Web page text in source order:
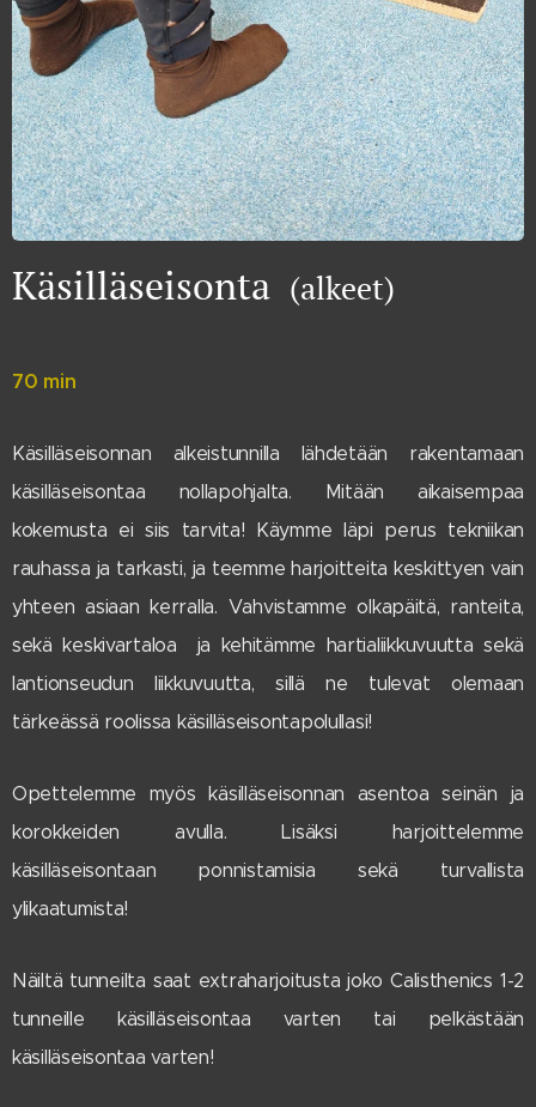
Käsilläseisonta (alkeet)
70 min
Käsilläseisonnan alkeistunnilla lähdetään rakentamaan
käsilläseisontaa nollapohjalta. Mitään aikaisempaa
kokemusta ei siis tarvita! Käymme läpi perus tekniikan
rauhassa ja tarkasti, ja teemme harjoitteita keskittyen vain
yhteen asiaan kerralla. Vahvistamme olkapäitä, ranteita,
sekä keskivartaloa ja kehitämme hartialiikkuvuutta sekä
lantionseudun liikkuvuutta, sillä ne tulevat olemaan
tärkeässä roolissa käsilläseisontapolullasi!
Opettelemme myös käsilläseisonnan asentoa seinän ja
korokkeiden avulla. Lisäksi harjoittelemme
käsilläseisontaan ponnistamisia sekä turvallista
ylikaatumista!
Näiltä tunneilta saat extraharjoitusta joko Calisthenics 1-2
tunneille käsilläseisontaa varten tai pelkästään
käsilläseisontaa varten!